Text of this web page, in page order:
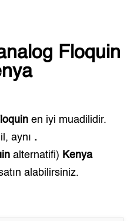
Floquin
en iyi muadilidir.
aynı .
alternatifi) Kenya
alabilirsiniz.